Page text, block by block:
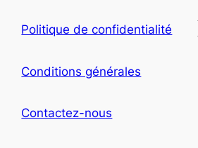
Politique de confidentialité
Conditions générales
Contactez-nous